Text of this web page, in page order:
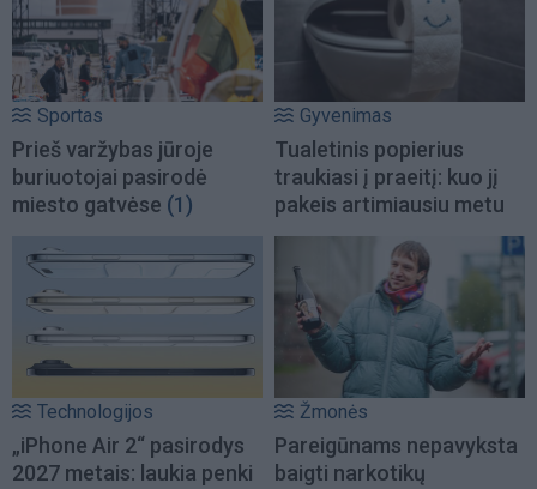
Sportas
Prieš varžybas jūroje
buriuotojai pasirodė
miesto gatvėse (1)
Gyvenimas
Tualetinis popierius
traukiasi į praeitį: kuo jį
pakeis artimiausiu metu
Technologijos
„iPhone Air 2“ pasirodys
2027 metais: laukia penki
Žmonės
Pareigūnams nepavyksta
baigti narkotikų